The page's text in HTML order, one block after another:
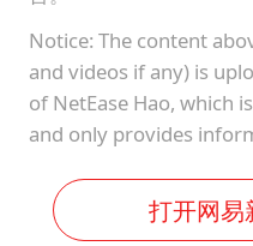
Notice: The content
and videos if any) is
of NetEase Hao, which
and only provides
打开网易